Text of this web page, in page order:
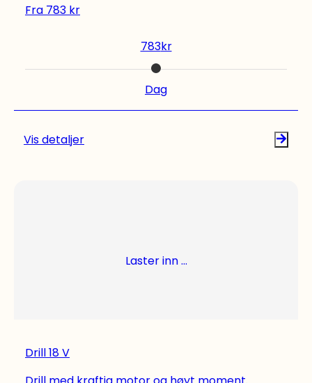
justering av åpning i dør og vindu. Egenskaper:
Aktiv Vibrasjons Reduksjon. Ekstrautstyret DRS-
B støvfjerningssystem fjerner opptil 95% av
støvet. Vibrasjonsdempet spadegrep. Børsteløs
SR motor som gjør motoren praktisk talt
vedlikeholdsfri. Ytelsesreduksjon til 70%.
**Maskiner hentes inn fra våre
samarbeidspartnere og åpnes for booking på
Fra 783 kr
783kr
Dag
Vis detaljer
Laster inn ...
Drill 18 V